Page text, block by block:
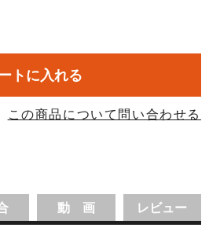
トに入れる
この商品について問い合わせる
動 画 レビュー